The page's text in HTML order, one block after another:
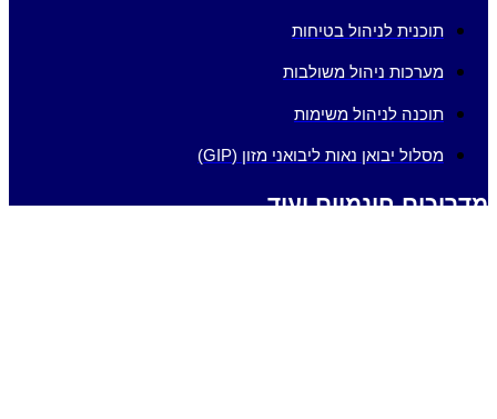
תוכנית לניהול בטיחות
מערכות ניהול משולבות
תוכנה לניהול משימות
מסלול יבואן נאות ליבואני מזון (GIP)
מדריכים חינמיים ועוד